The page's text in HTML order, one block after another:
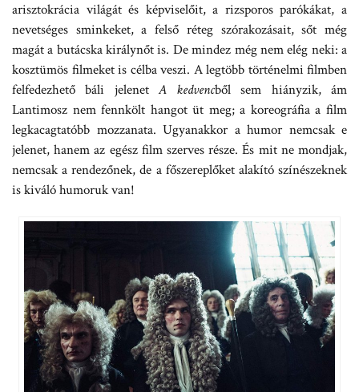
arisztokrácia világát és képviselőit, a rizsporos parókákat, a
nevetséges sminkeket, a felső réteg szórakozásait, sőt még
magát a butácska királynőt is. De mindez még nem elég neki: a
kosztümös filmeket is célba veszi. A legtöbb történelmi filmben
felfedezhető báli jelenetA kedvencből sem hiányzik, ám
Lantimosz nem fennkölt hangot üt meg; a koreográfia a film
legkacagtatóbb mozzanata. Ugyanakkor a humor nemcsak e
jelenet, hanem az egész film szerves része. És mit ne mondjak,
nemcsak a rendezőnek, de a főszereplőket alakító színészeknek
is kiváló humoruk van!